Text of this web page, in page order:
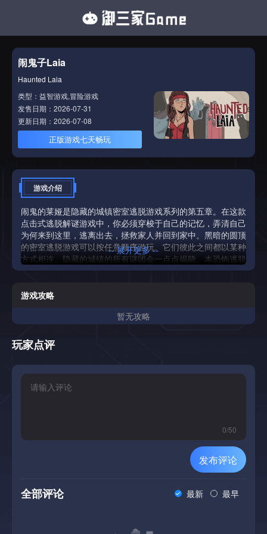
闹鬼子Laia
Haunted Laia
类型：益智游戏,冒险游戏
发售日期：2026-07-31
更新日期：2026-07-08
正版游戏七天畅玩
游戏介绍
闹鬼的莱娅是隐藏的城镇密室逃脱游戏系列的第五章。在这款
点击式逃脱解谜游戏中，你必须穿梭于自己的记忆，弄清自己
为何来到这里，逃离出去，拯救家人并回到家中。黑暗的圆顶
的密室逃脱游戏可以按任意顺序游玩。它们彼此之间都以某种
方式相连。隐藏的城镇的所有谜团会一点点揭晓。本恐怖逃脱
悬疑游戏与幽灵的情况和另一个阴影有关联。
-- 展开更多 --
游戏攻略
暂无攻略
玩家点评
0/50
发布评论
全部评论 最新 最早